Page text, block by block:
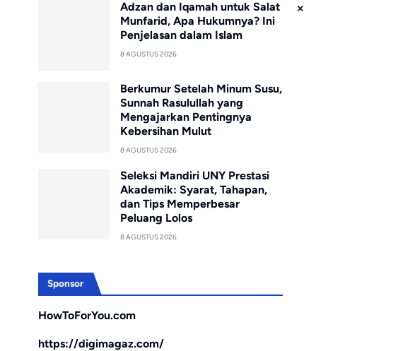
Adzan dan Iqamah untuk Salat
Munfarid, Apa Hukumnya? Ini
Penjelasan dalam Islam
8 AGUSTUS 2026
Berkumur Setelah Minum Susu,
Sunnah Rasulullah yang
Mengajarkan Pentingnya
Kebersihan Mulut
8 AGUSTUS 2026
Seleksi Mandiri UNY Prestasi
Akademik: Syarat, Tahapan,
dan Tips Memperbesar
Peluang Lolos
8 AGUSTUS 2026
Sponsor
HowToForYou.com
https://digimagaz.com/